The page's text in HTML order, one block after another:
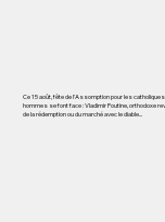
Ce 15 août, fête de l’Assomption pour les
hommes se font face : Vladimir Poutine, orthodoxe
de la rédemption ou du marché avec le diable...